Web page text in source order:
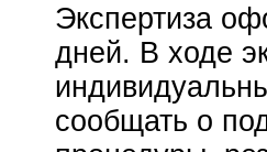
Экспертиза
дней. В ходе
сообщать о